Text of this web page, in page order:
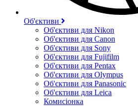
Об'єктиви
Об'єктиви для Nikon
Об'єктиви для Canon
Об'єктиви для Sony
Об'єктиви для Fujifilm
Об'єктиви для Pentax
Об'єктиви для Olympus
Об'єктиви для Panasonic
Об'єктиви для Leica
Комисіонка